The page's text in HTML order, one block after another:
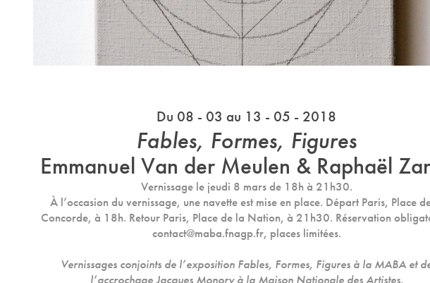
Du 08 - 03 au 13 - 05 - 2018
Fables, Formes, Figures
Emmanuel Van der Meulen & Raphaël
Vernissage le jeudi 8 mars de 18h à 21h30.
À l’occasion du vernissage, une navette est mise en place. Départ Paris, Place
Concorde, à 18h. Retour Paris, Place de la Nation, à 21h30. Réservation
contact@maba.fnagp.fr, places limitées.
Vernissages conjoints de l’exposition Fables, Formes, Figures à la MABA et
l’accrochage Jacques Monory à la Maison Nationale des Artistes.